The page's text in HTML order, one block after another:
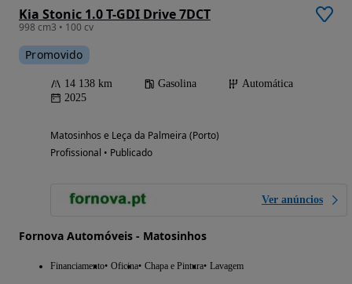
Kia Stonic 1.0 T-GDI Drive 7DCT
998 cm3 • 100 cv
Promovido
14 138 km Gasolina
Automática
2025
Matosinhos e Leça da Palmeira (Porto)
Profissional • Publicado
Ver anúncios
Fornova Automóveis - Matosinhos
Financiamento Oficina Chapa e Pintura Lavagem